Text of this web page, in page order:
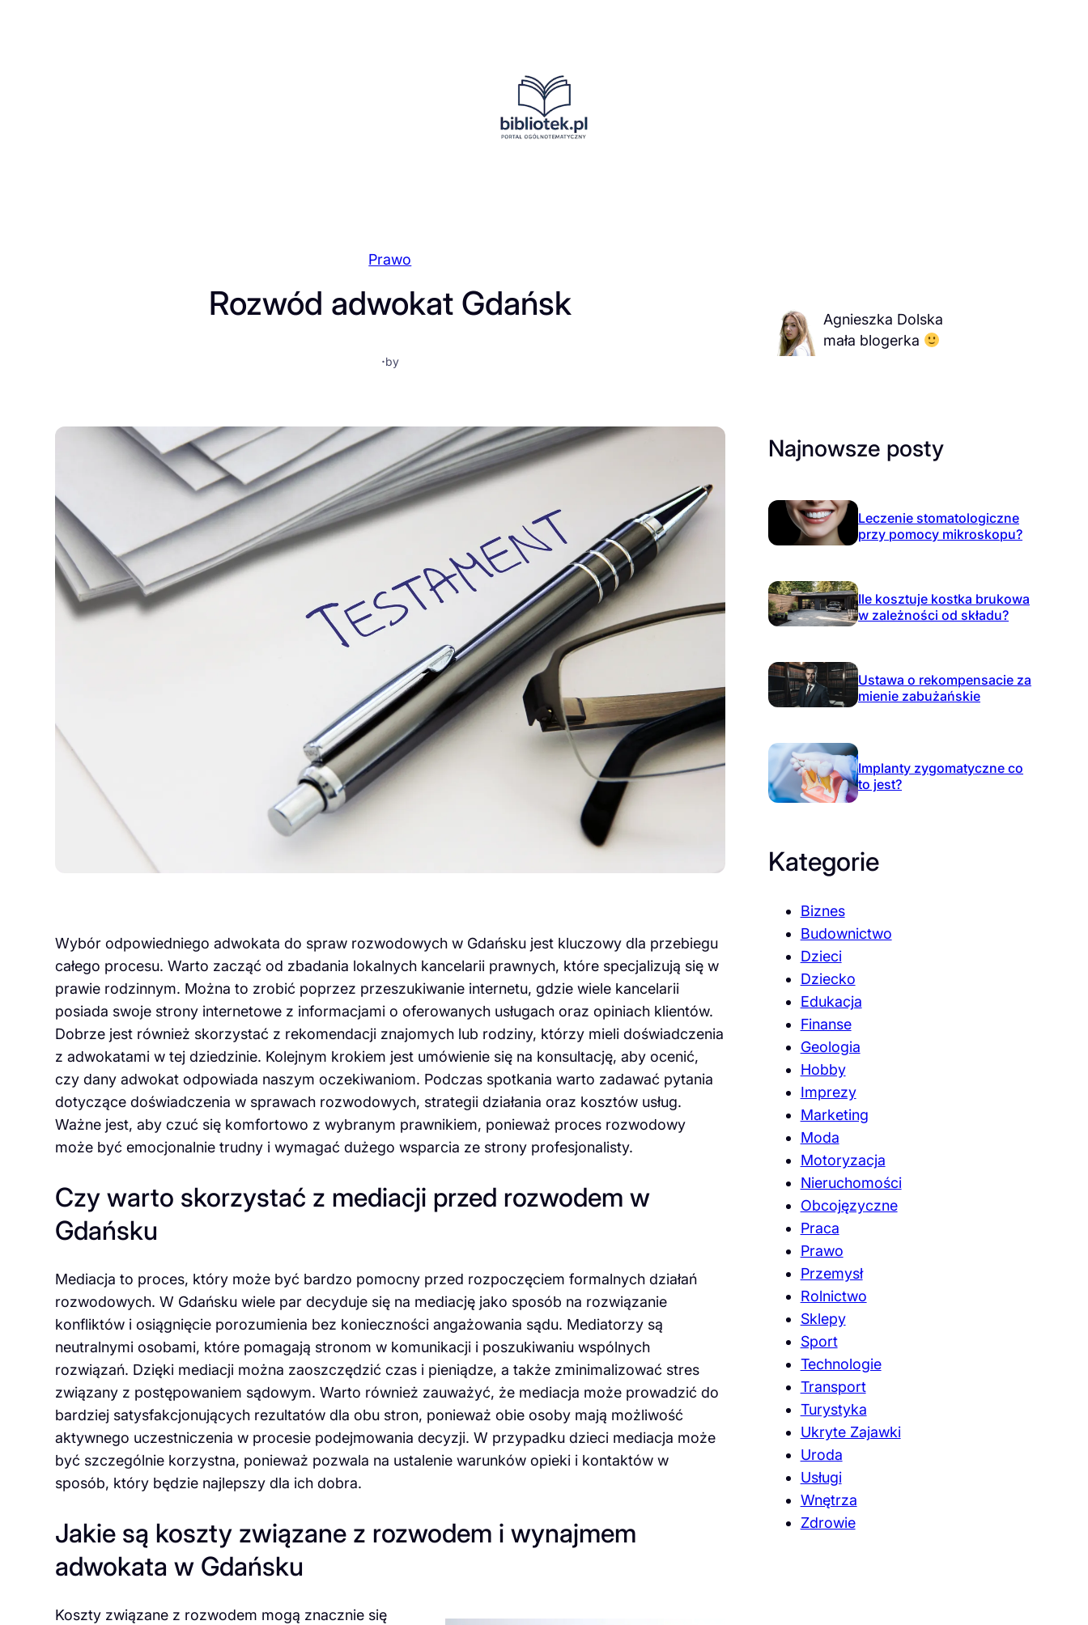
Prawo
Rozwód adwokat Gdańsk
·by
Wybór odpowiedniego adwokata do spraw rozwodowych w Gdańsku jest kluczowy dla przebiegu
całego procesu. Warto zacząć od zbadania lokalnych kancelarii prawnych, które specjalizują się w
prawie rodzinnym. Można to zrobić poprzez przeszukiwanie internetu, gdzie wiele kancelarii
posiada swoje strony internetowe z informacjami o oferowanych usługach oraz opiniach klientów.
Dobrze jest również skorzystać z rekomendacji znajomych lub rodziny, którzy mieli doświadczenia
z adwokatami w tej dziedzinie. Kolejnym krokiem jest umówienie się na konsultację, aby ocenić,
czy dany adwokat odpowiada naszym oczekiwaniom. Podczas spotkania warto zadawać pytania
dotyczące doświadczenia w sprawach rozwodowych, strategii działania oraz kosztów usług.
Ważne jest, aby czuć się komfortowo z wybranym prawnikiem, ponieważ proces rozwodowy
może być emocjonalnie trudny i wymagać dużego wsparcia ze strony profesjonalisty.
Czy warto skorzystać z mediacji przed rozwodem w
Gdańsku
Mediacja to proces, który może być bardzo pomocny przed rozpoczęciem formalnych działań
rozwodowych. W Gdańsku wiele par decyduje się na mediację jako sposób na rozwiązanie
konfliktów i osiągnięcie porozumienia bez konieczności angażowania sądu. Mediatorzy są
neutralnymi osobami, które pomagają stronom w komunikacji i poszukiwaniu wspólnych
rozwiązań. Dzięki mediacji można zaoszczędzić czas i pieniądze, a także zminimalizować stres
związany z postępowaniem sądowym. Warto również zauważyć, że mediacja może prowadzić do
bardziej satysfakcjonujących rezultatów dla obu stron, ponieważ obie osoby mają możliwość
aktywnego uczestniczenia w procesie podejmowania decyzji. W przypadku dzieci mediacja może
być szczególnie korzystna, ponieważ pozwala na ustalenie warunków opieki i kontaktów w
sposób, który będzie najlepszy dla ich dobra.
Jakie są koszty związane z rozwodem i wynajmem
adwokata w Gdańsku
Koszty związane z rozwodem mogą znacznie się
Agnieszka Dolska
mała blogerka
Najnowsze posty
Leczenie stomatologiczne
przy pomocy mikroskopu?
Ile kosztuje kostka brukowa
w zależności od składu?
Ustawa o rekompensacie za
mienie zabużańskie
Implanty zygomatyczne co
to jest?
Kategorie
Biznes
Budownictwo
Dzieci
Dziecko
Edukacja
Finanse
Geologia
Hobby
Imprezy
Marketing
Moda
Motoryzacja
Nieruchomości
Obcojęzyczne
Praca
Prawo
Przemysł
Rolnictwo
Sklepy
Sport
Technologie
Transport
Turystyka
Ukryte Zajawki
Uroda
Usługi
Wnętrza
Zdrowie